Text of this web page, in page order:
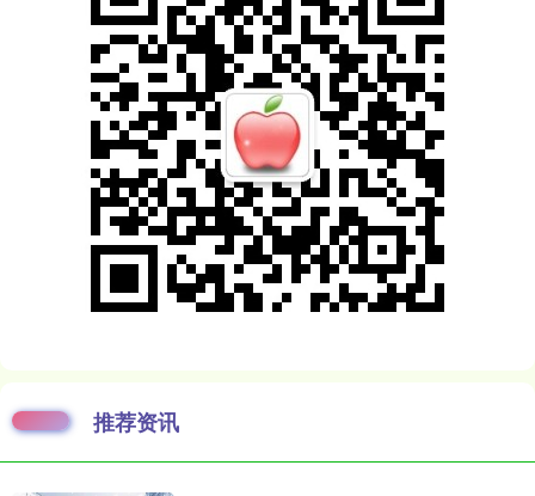
推荐资讯